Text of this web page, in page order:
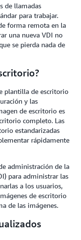
de llamadas
para trabajar.
forma remota en la
una nueva VDI no
se pierda nada de
plantilla de escritorio
y las
de escritorio es
completo. Las
estandarizadas
rápidamente
administración de la
para administrar las
a los usuarios,
de escritorio
de las imágenes.